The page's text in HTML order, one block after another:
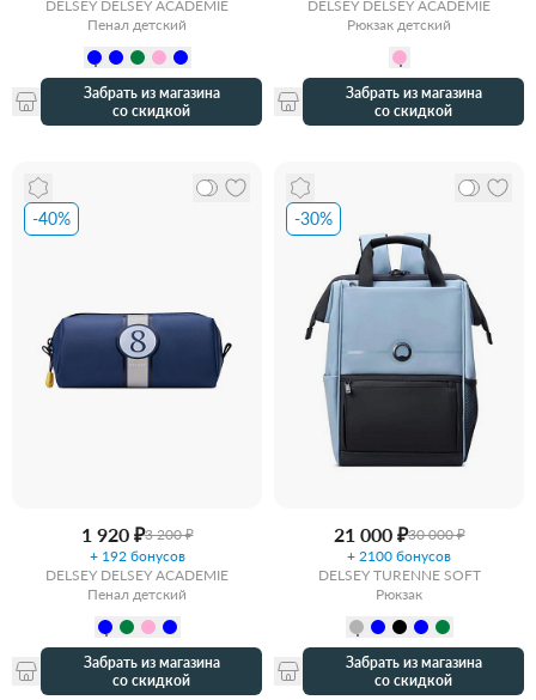
DELSEY DELSEY ACADEMIE
Пенал детский
Забрать из магазина
со скидкой
DELSEY DELSEY ACADEMIE
Рюкзак детский
Забрать из магазина
со скидкой
-40%
1 920 ₽3 200 ₽
+ 192 бонусов
DELSEY DELSEY ACADEMIE
Пенал детский
Забрать из магазина
со скидкой
-30%
21 000 ₽30 000 ₽
+ 2100 бонусов
DELSEY TURENNE SOFT
Рюкзак
Забрать из магазина
со скидкой